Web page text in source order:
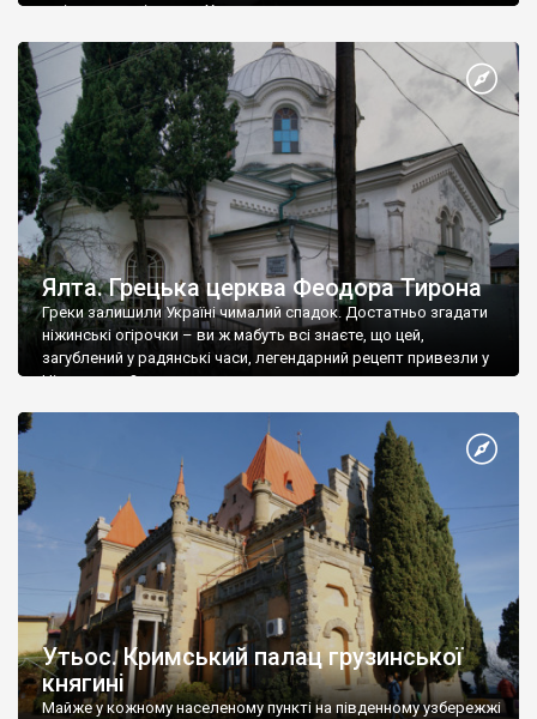
є відданими вірянами Христа
Ялта. Грецька церква Феодора Тирона
Греки залишили Україні чималий спадок. Достатньо згадати
ніжинські огірочки – ви ж мабуть всі знаєте, що цей,
загублений у радянські часи, легендарний рецепт привезли у
Ніжин греки?
Утьос. Кримський палац грузинської
княгині
Майже у кожному населеному пункті на південному узбережжі